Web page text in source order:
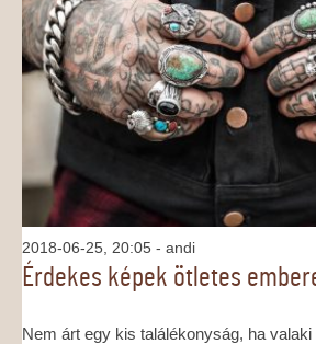
2018-06-25, 20:05 - andi
Érdekes képek ötletes
Nem árt egy kis találékonyság, ha